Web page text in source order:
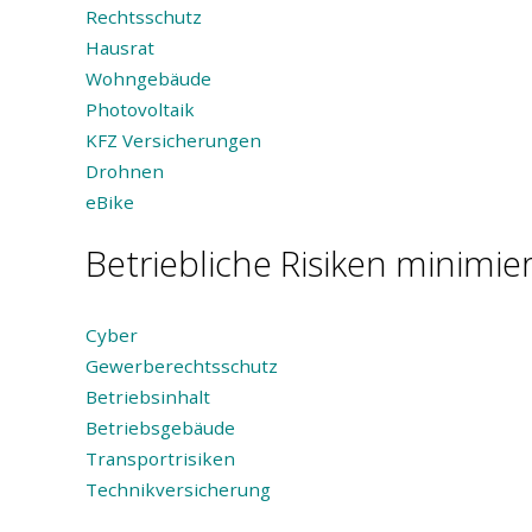
Rechtsschutz
Hausrat
Wohngebäude
Photovoltaik
KFZ Versicherungen
Drohnen
eBike
Betriebliche Risiken
Cyber
Gewerberechtsschutz
Betriebsinhalt
Betriebsgebäude
Transportrisiken
Technikversicherung